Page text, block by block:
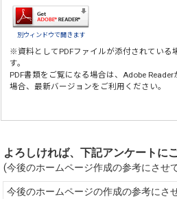
別ウィンドウで開きます
※資料としてPDFファイルが添付されている
す。
PDF書類をご覧になる場合は、 Adobe Reader
場合、最新バージョンをご利用ください。